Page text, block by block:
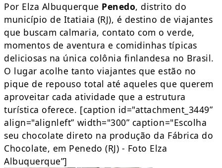
Por Elza Albuquerque Penedo, distrito do
município de Itatiaia (RJ), é destino de viajantes
que buscam calmaria, contato com o verde,
momentos de aventura e comidinhas típicas
deliciosas na única colônia finlandesa no Brasil.
O lugar acolhe tanto viajantes que estão no
pique de repouso total até aqueles que querem
aproveitar cada atividade que a estrutura
turística oferece. [caption id="attachment_3449”
align="alignleft” width="300” caption="Escolha
seu chocolate direto na produção da Fábrica do
Chocolate, em Penedo (RJ) - Foto Elza
Albuquerque”]